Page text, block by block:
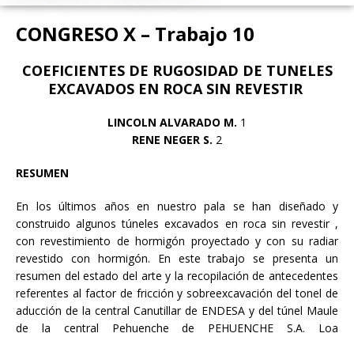
CONGRESO X – Trabajo 10
COEFICIENTES DE RUGOSIDAD DE TUNELES
EXCAVADOS EN ROCA SIN REVESTIR
LINCOLN ALVARADO M. 1
RENE NEGER S. 2
RESUMEN
En los últimos años en nuestro pala se han diseñado y
construido algunos túneles excavados en roca sin revestir ,
con revestimiento de hormigón proyectado y con su radiar
revestido con hormigón. En este trabajo se presenta un
resumen del estado del arte y la recopilación de antecedentes
referentes al factor de fricción y sobreexcavación del tonel de
aducción de la central Canutillar de ENDESA y del túnel Maule
de la central Pehuenche de PEHUENCHE S.A. Loa